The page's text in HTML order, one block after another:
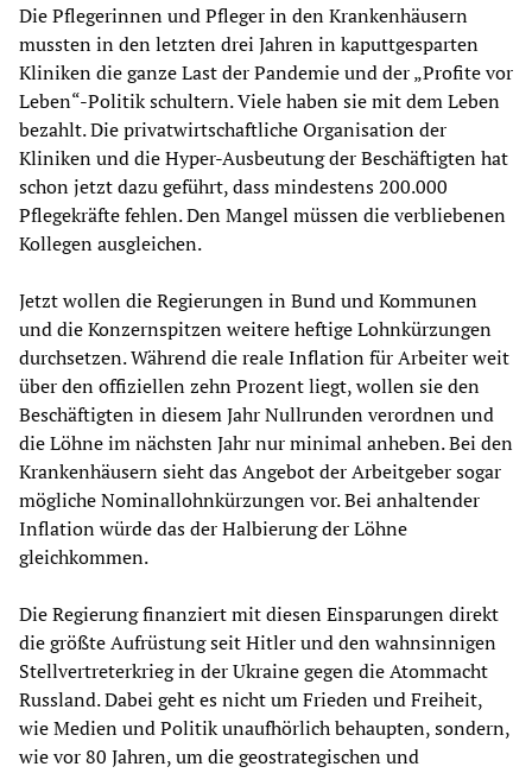
Die Pflegerinnen und Pfleger in den Krankenhäusern
mussten in den letzten drei Jahren in kaputtgesparten
Kliniken die ganze Last der Pandemie und der „Profite vor
Leben“-Politik schultern. Viele haben sie mit dem Leben
bezahlt. Die privatwirtschaftliche Organisation der
Kliniken und die Hyper-Ausbeutung der Beschäftigten hat
schon jetzt dazu geführt, dass mindestens 200.000
Pflegekräfte fehlen. Den Mangel müssen die verbliebenen
Kollegen ausgleichen.
Jetzt wollen die Regierungen in Bund und Kommunen
und die Konzernspitzen weitere heftige Lohnkürzungen
durchsetzen. Während die reale Inflation für Arbeiter weit
über den offiziellen zehn Prozent liegt, wollen sie den
Beschäftigten in diesem Jahr Nullrunden verordnen und
die Löhne im nächsten Jahr nur minimal anheben. Bei den
Krankenhäusern sieht das Angebot der Arbeitgeber sogar
mögliche Nominallohnkürzungen vor. Bei anhaltender
Inflation würde das der Halbierung der Löhne
gleichkommen.
Die Regierung finanziert mit diesen Einsparungen direkt
die größte Aufrüstung seit Hitler und den wahnsinnigen
Stellvertreterkrieg in der Ukraine gegen die Atommacht
Russland. Dabei geht es nicht um Frieden und Freiheit,
wie Medien und Politik unaufhörlich behaupten, sondern,
wie vor 80 Jahren, um die geostrategischen und